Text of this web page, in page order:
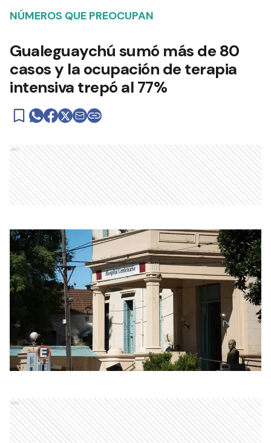
NÚMEROS QUE PREOCUPAN
Gualeguaychú sumó más de 80
casos y la ocupación de terapia
intensiva trepó al 77%
Ads
Ads